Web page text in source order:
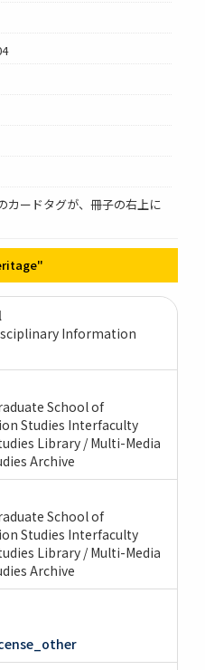
カードタグが、冊子の右上に
Information
School of
Studies Interfaculty
Library / Multi-Media
Archive
School of
Studies Interfaculty
Library / Multi-Media
Archive